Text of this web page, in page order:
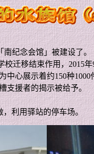
南纪念会馆」被建设了。
校迁移结束作用，2015年
中心展示着约150种1000
支援者的揭示被给予。
利用驿站的停车场。